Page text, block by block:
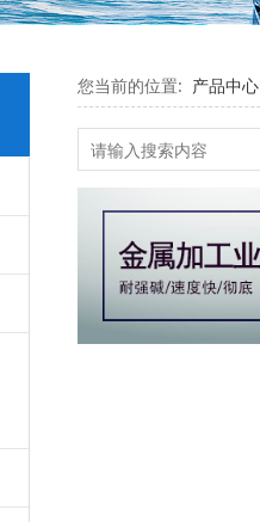
您当前的位置: 产品中心